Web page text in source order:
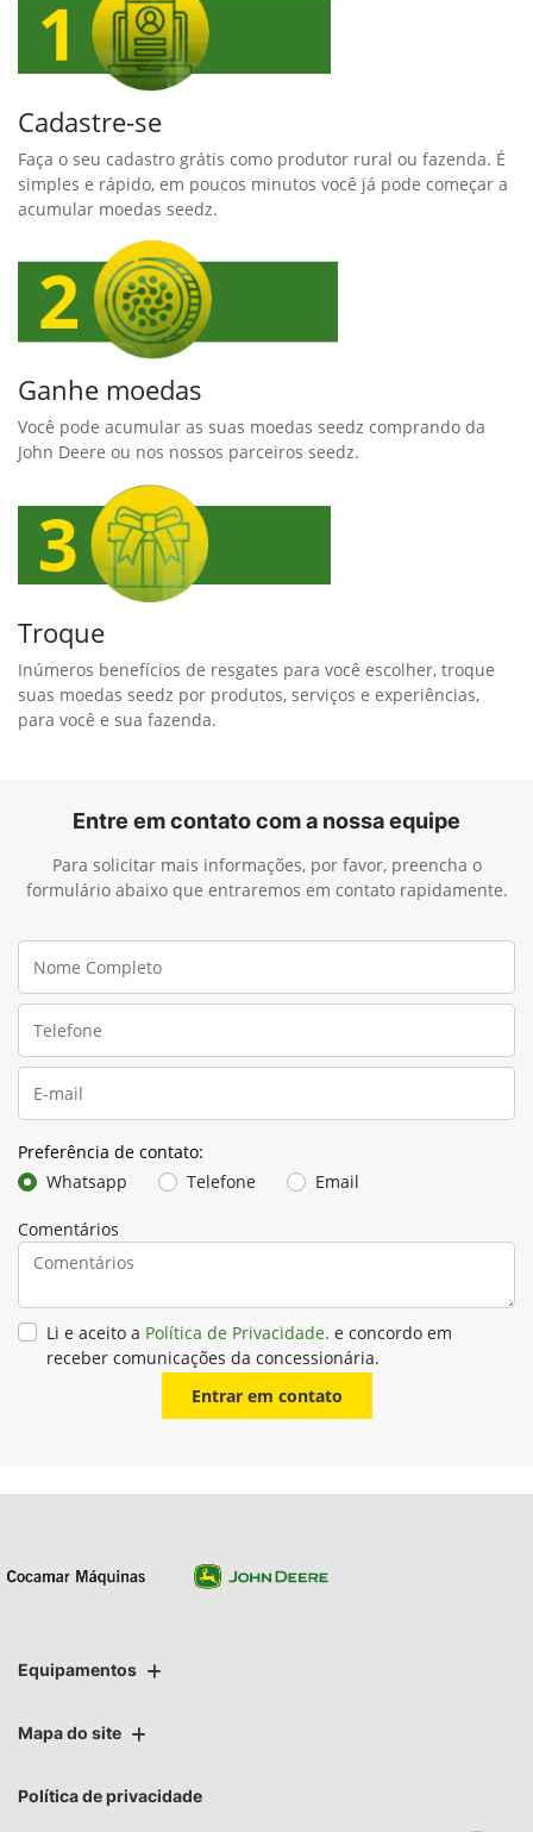
Cadastre-se
Faça o seu cadastro grátis como produtor rural ou fazenda. É
simples e rápido, em poucos minutos você já pode começar a
acumular moedas seedz.
Ganhe moedas
Você pode acumular as suas moedas seedz comprando da
John Deere ou nos nossos parceiros seedz.
Troque
Inúmeros benefícios de resgates para você escolher, troque
suas moedas seedz por produtos, serviços e experiências,
para você e sua fazenda.
Entre em contato com a nossa equipe
Para solicitar mais informações, por favor, preencha o
formulário abaixo que entraremos em contato rapidamente.
Preferência de contato:
Whatsapp
Telefone Email
Comentários
Li e aceito a Política de Privacidade. e concordo em
receber comunicações da concessionária.
Entrar em contato
Equipamentos
Mapa do site
Política de privacidade